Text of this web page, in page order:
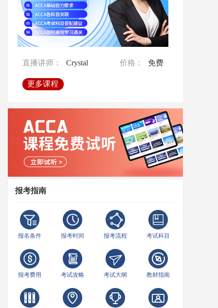
直播讲师： 价格： 免费
更多课程
直播讲师： 价格： 免费
更多课程
直播讲师： Crystal 价格： 免费
更多课程
报考指南
报名条件 报考时间 报考流程 考试科目
报考费用 考试攻略 考试大纲 教材指南